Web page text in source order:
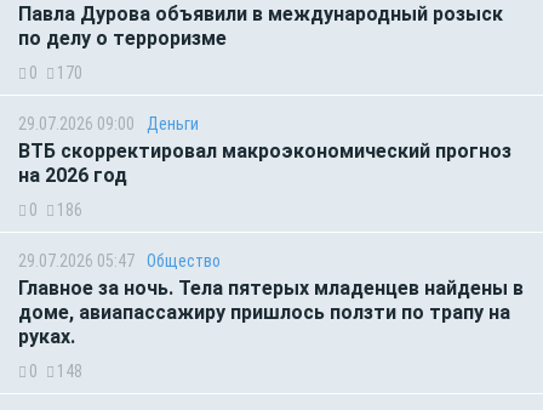
Павла Дурова объявили в международный розыск
по делу о терроризме
0 170
29.07.2026 09:00 Деньги
ВТБ скорректировал макроэкономический прогноз
на 2026 год
0 186
29.07.2026 05:47 Общество
Главное за ночь. Тела пятерых младенцев найдены в
доме, авиапассажиру пришлось ползти по трапу на
руках.
0 148